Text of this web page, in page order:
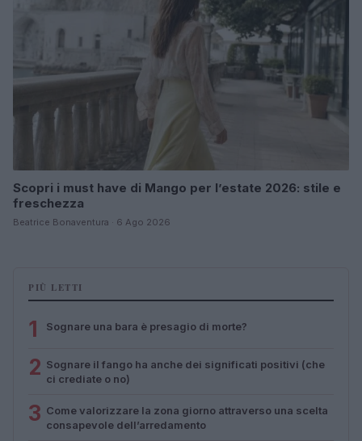
Scopri i must have di Mango per l’estate 2026: stile e
freschezza
Beatrice Bonaventura · 6 Ago 2026
PIÙ LETTI
1 Sognare una bara è presagio di morte?
2 Sognare il fango ha anche dei significati positivi (che
ci crediate o no)
3 Come valorizzare la zona giorno attraverso una scelta
consapevole dell’arredamento